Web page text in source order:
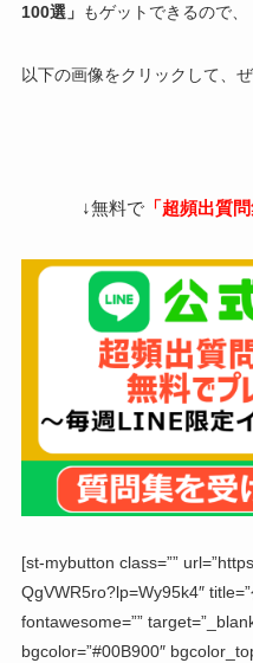
100選」 もゲットできるので、
以下の画像をクリックして、
↓無料で 「超頻出質
[st-mybutton class=””
QgVWR5ro?lp=Wy95k4″
fontawesome=””
bgcolor=”#00B900″